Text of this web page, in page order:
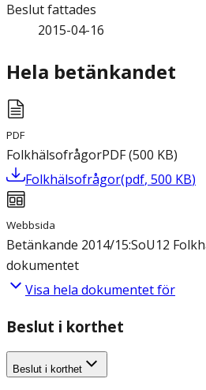
Beslut fattades
2015-04-16
Hela betänkandet
PDF
FolkhälsofrågorPDF(500 KB)
Folkhälsofrågor(pdf, 500 KB)
Webbsida
Betänkande 2014/15:SoU12
dokumentet
Visa hela dokumentet för
Beslut i korthet
Beslut i korthet